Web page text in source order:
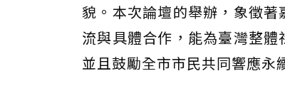
貌。本次論壇的舉辦，象徵
流與具體合作，能為臺灣整
並且鼓勵全市市民共同響應永